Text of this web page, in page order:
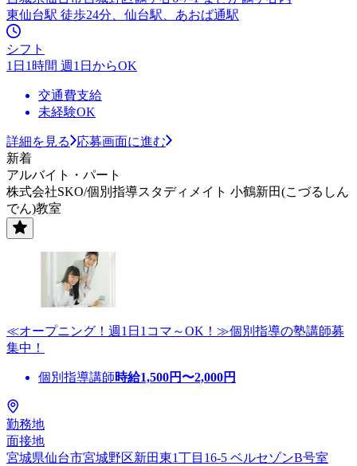
東仙台駅 徒歩24分、仙台駅、あおば通駅
シフト
1日1時間 週1日からOK
交通費支給
未経験OK
詳細を見る
応募画面に進む
新着
アルバイト・パート
株式会社SKO/個別指導スタディメイト 小鶴新田(こづるしん
でん)教室
≪オープニング！週1日1コマ～OK！≫個別指導の塾講師募
集中！
個別指導講師時給1,500円〜2,000円
勤務地
面接地
宮城県仙台市宮城野区新田東1丁目16-5 ベルセゾンB号室